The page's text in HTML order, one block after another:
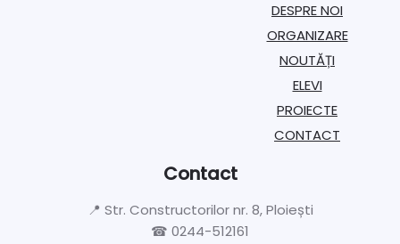
DESPRE NOI
ORGANIZARE​
NOUTĂȚI
ELEVI
PROIECTE​
CONTACT
Contact
📍 Str. Constructorilor nr. 8, Ploiești
☎ 0244-512161